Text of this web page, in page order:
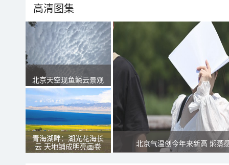
高清图集
北京天空现鱼鳞云景观
青海湖畔：湖光花海长
云 天地铺成明亮画卷
北京气温创今年来新高 焖蒸